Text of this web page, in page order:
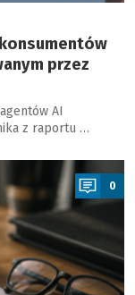
przez
AI
z raportu …
0